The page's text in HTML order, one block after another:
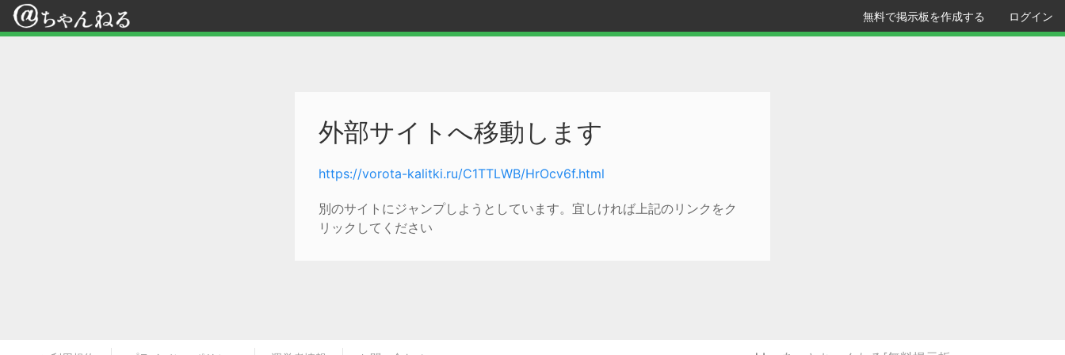
無料で掲示板を作成する ログイン
外部サイトへ移動します
https://vorota-kalitki.ru/C1TTLWB/HrOcv6f.html
別のサイトにジャンプしようとしています。宜しければ上記のリンクをク
リックしてください